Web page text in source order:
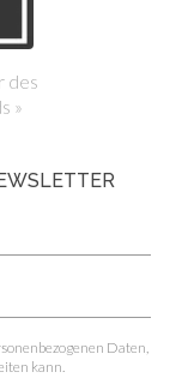
des
»
Daten,
kann.